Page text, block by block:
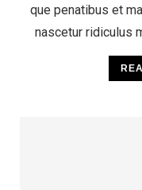
que penatibus et
nascetur ridiculus